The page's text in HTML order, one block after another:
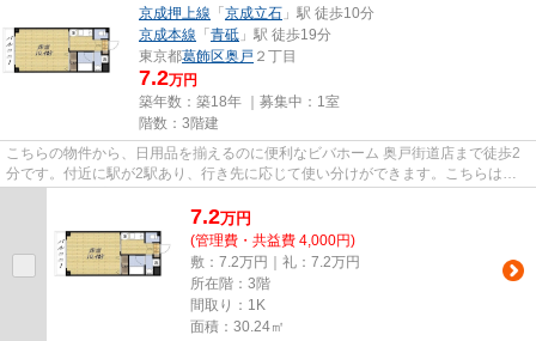
京成押上線 「 京成立石 」駅 徒歩10分
京成本線 「 青砥 」駅 徒歩19分
東京都葛飾区奥戸 ２丁目
7.2万円
築年数：築18年 ｜募集中： 1室
階数：3階建
こちらの物件から、日用品を揃えるのに便利なビバホーム 奥戸街道店まで徒歩2
分です。付近に駅が2駅あり、行き先に応じて使い分けができます。こちらはマ
7.2万円
(管理費・共益費 4,000円)
敷：7.2万円｜礼：7.2万円
所在階：3階
間取り：1K
面積：30.24㎡